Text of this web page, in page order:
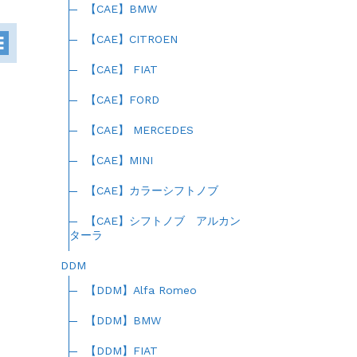
【CAE】BMW
【CAE】CITROEN
【CAE】 FIAT
【CAE】FORD
【CAE】 MERCEDES
【CAE】MINI
【CAE】カラーシフトノブ
【CAE】シフトノブ アルカン
ターラ
DDM
【DDM】Alfa Romeo
【DDM】BMW
【DDM】FIAT